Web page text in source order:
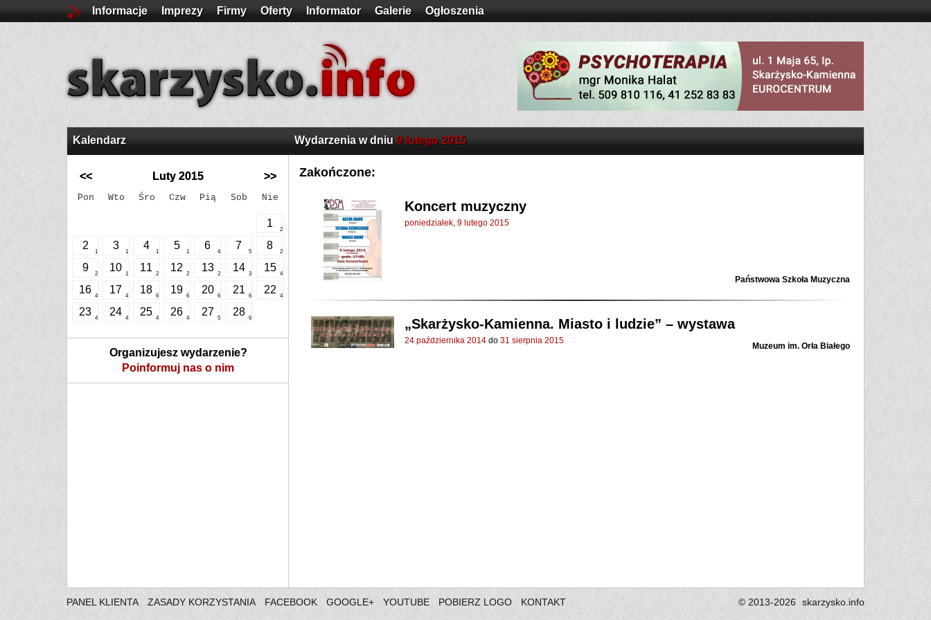
Informacje Imprezy Firmy Oferty Informator Galerie Ogłoszenia
Kalendarz
<< Luty 2015 >>
Pon Wto Śro Czw Pią Sob Nie
1
2
2
1
3
1
4
1
5
1
6
4
7
5
8
2
9
2
10
1
11
2
12
2
13
2
14
3
15
4
16
4
17
4
18
6
19
6
20
6
21
6
22
4
23
4
24
4
25
4
26
4
27
5
28
6
Organizujesz wydarzenie?
Poinformuj nas o nim
Wydarzenia w dniu 9 lutego 2015
Zakończone:
Koncert muzyczny
poniedziałek, 9 lutego 2015
Państwowa Szkoła Muzyczna
„Skarżysko-Kamienna. Miasto i ludzie” – wystawa
24 października 2014 do 31 sierpnia 2015
Muzeum im. Orła Białego
PANEL KLIENTA ZASADY KORZYSTANIA FACEBOOK GOOGLE+ YOUTUBE POBIERZ LOGO KONTAKT © 2013-2026 skarzysko.info